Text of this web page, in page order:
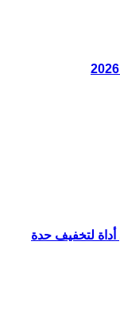
أداة لتخفيف حدة